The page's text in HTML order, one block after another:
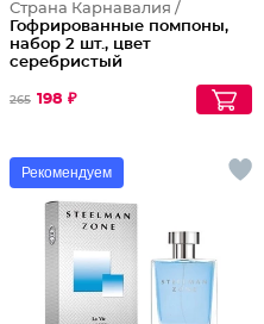
Страна Карнавалия /
Гофрированные помпоны,
набор 2 шт., цвет
серебристый
265 198 ₽
Рекомендуем